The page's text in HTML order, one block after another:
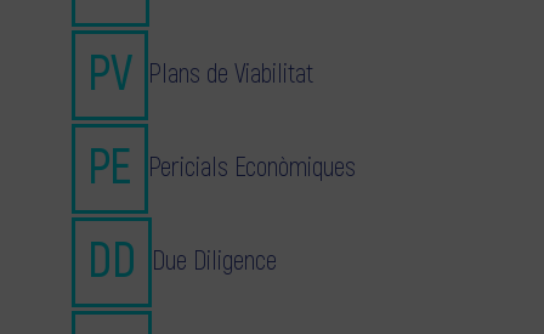
Plans de Viabilitat
Pericials Econòmiques
Due Diligence